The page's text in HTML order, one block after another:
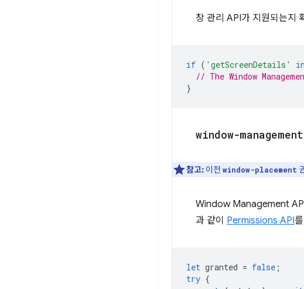
창 관리 API가 지원되는지
if ( 'getScreenDetails' in
// The Window
}
window-management
참고: 이전 window-placement
Window Management
과 같이 Permissions API
let granted = false ;
try {